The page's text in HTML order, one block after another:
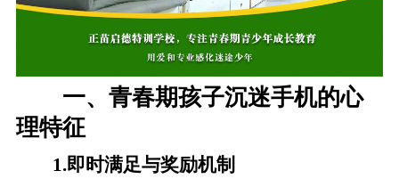
一、青春期孩子沉迷手机的心
理特征
1.即时满足与奖励机制